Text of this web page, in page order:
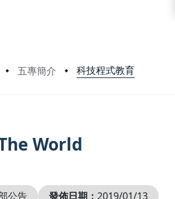
五專簡介 科技程式教育
World
公告 發佈日期： 2019/01/13